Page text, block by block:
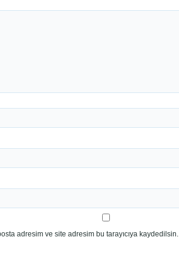
adresim ve site adresim bu tarayıcıya kaydedilsin.